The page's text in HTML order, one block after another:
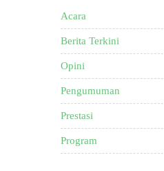
Acara
Berita Terkini
Opini
Pengumuman
Prestasi
Program